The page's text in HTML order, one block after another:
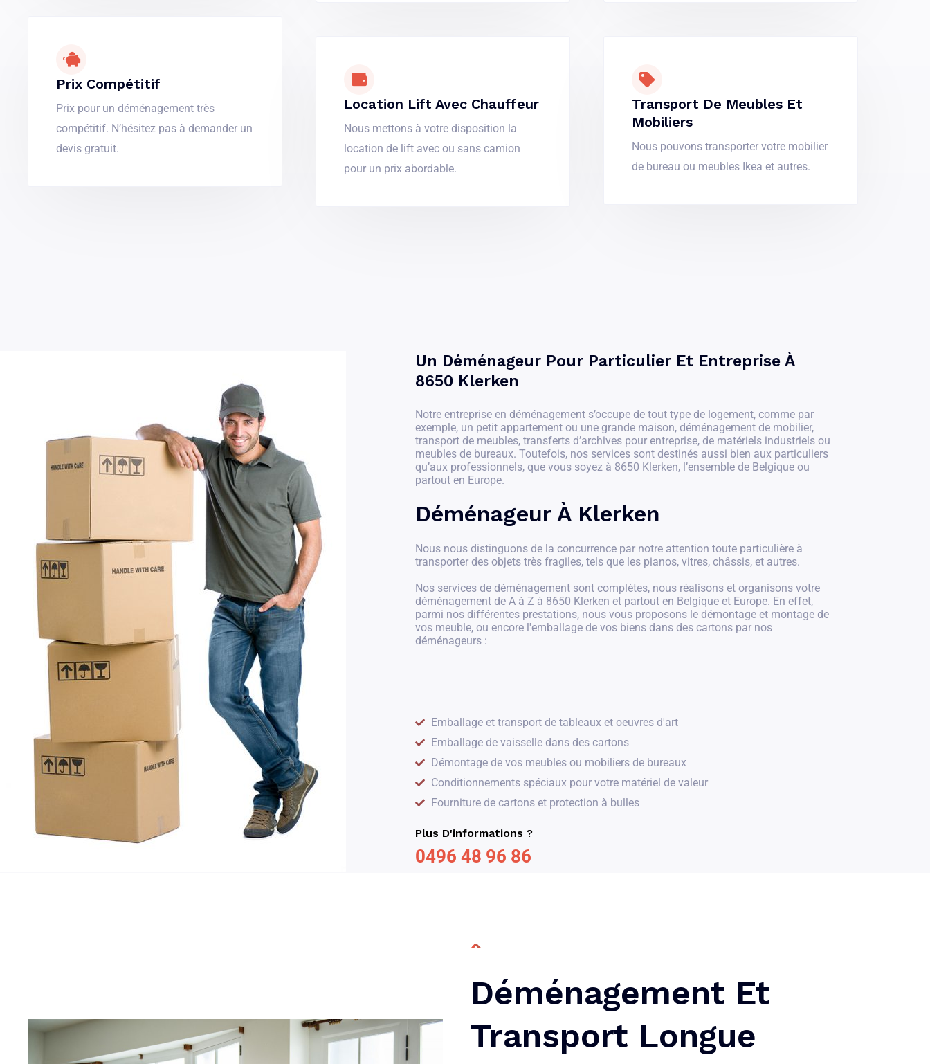
Prix Compétitif
Prix pour un déménagement très
compétitif. N’hésitez pas à demander un
devis gratuit.
Location Lift Avec Chauffeur
Nous mettons à votre disposition la
location de lift avec ou sans camion
pour un prix abordable.
Transport De Meubles Et
Mobiliers
Nous pouvons transporter votre mobilier
de bureau ou meubles Ikea et autres.
Un Déménageur Pour Particulier Et Entreprise À
8650 Klerken
Notre entreprise en déménagement s’occupe de tout type de logement, comme par
exemple, un petit appartement ou une grande maison, déménagement de mobilier,
transport de meubles, transferts d’archives pour entreprise, de matériels industriels ou
meubles de bureaux. Toutefois, nos services sont destinés aussi bien aux particuliers
qu’aux professionnels, que vous soyez à 8650 Klerken, l’ensemble de Belgique ou
partout en Europe.
Déménageur À Klerken
Nous nous distinguons de la concurrence par notre attention toute particulière à
transporter des objets très fragiles, tels que les pianos, vitres, châssis, et autres.
Nos services de déménagement sont complètes, nous réalisons et organisons votre
déménagement de A à Z à 8650 Klerken et partout en Belgique et Europe. En effet,
parmi nos différentes prestations, nous vous proposons le démontage et montage de
vos meuble, ou encore l'emballage de vos biens dans des cartons par nos
déménageurs :
Emballage et transport de tableaux et oeuvres d'art
Emballage de vaisselle dans des cartons
Démontage de vos meubles ou mobiliers de bureaux
Conditionnements spéciaux pour votre matériel de valeur
Fourniture de cartons et protection à bulles
Plus D'informations ?
0496 48 96 86
Déménagement Et
Transport Longue